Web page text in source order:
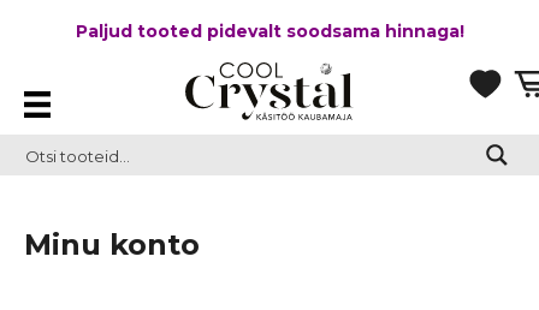
Paljud tooted pidevalt soodsama hinnaga!
Minu konto